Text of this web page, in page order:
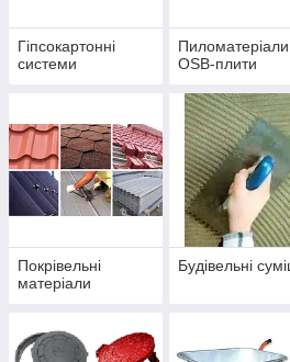
Гіпсокартонні
системи
Пиломатеріали
OSB-плити
Покрівельні
матеріали
Будівельні